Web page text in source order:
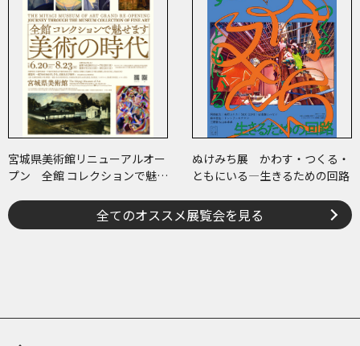
宮城県美術館リニューアルオー
プン 全館 コレクションで魅せ
ぬけみち展 かわす・つくる・
ともにいる―生きるための回路
全てのオススメ展覧会を見る